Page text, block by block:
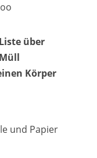
über
Körper
und Papier